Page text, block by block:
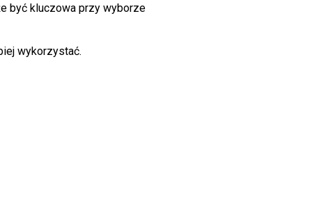
być kluczowa przy wyborze
wykorzystać.